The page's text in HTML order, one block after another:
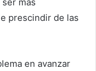
prescindir de las
en avanzar